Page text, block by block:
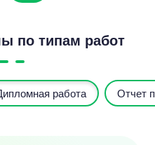
по типам работ
работа Отчет